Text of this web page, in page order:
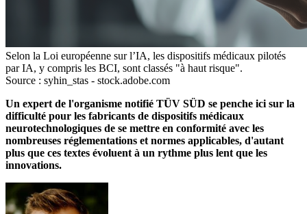
Selon la Loi européenne sur l’IA, les dispositifs médicaux pilotés
par IA, y compris les BCI, sont classés "à haut risque".
Source : syhin_stas - stock.adobe.com
Un expert de l'organisme notifié TÜV SÜD se penche ici sur la
difficulté pour les fabricants de dispositifs médicaux
neurotechnologiques de se mettre en conformité avec les
nombreuses réglementations et normes applicables, d'autant
plus que ces textes évoluent à un rythme plus lent que les
innovations.